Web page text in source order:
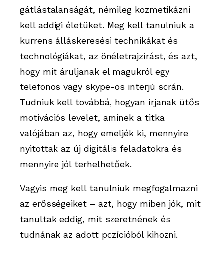
gátlástalanságát, némileg kozmetikázni
kell addigi életüket. Meg kell tanulniuk a
kurrens álláskeresési technikákat és
technológiákat, az önéletrajzírást, és azt,
hogy mit áruljanak el magukról egy
telefonos vagy skype-os interjú során.
Tudniuk kell továbbá, hogyan írjanak ütős
motivációs levelet, aminek a titka
valójában az, hogy emeljék ki, mennyire
nyitottak az új digitális feladatokra és
mennyire jól terhelhetőek.
Vagyis meg kell tanulniuk megfogalmazni
az erősségeiket – azt, hogy miben jók, mit
tanultak eddig, mit szeretnének és
tudnának az adott pozícióból kihozni.